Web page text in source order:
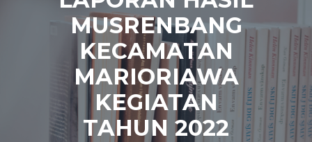
MUSRENBANG
KECAMATAN
MARIORIAWA
KEGIATAN
TAHUN 2022